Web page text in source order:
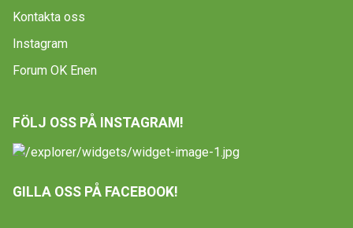
Kontakta oss
Instagram
Forum OK Enen
FÖLJ OSS PÅ INSTAGRAM!
GILLA OSS PÅ FACEBOOK!